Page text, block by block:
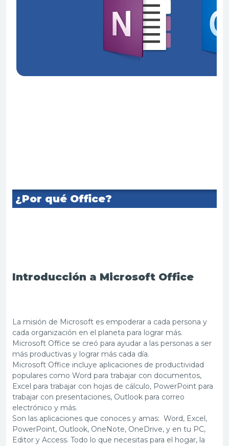
¿Por qué Office?
Introducción a Microsoft Office
La misión de Microsoft es empoderar a cada persona y
cada organización en el planeta para lograr más.
Microsoft Office se creó para ayudar a las personas a ser
más productivas y lograr más cada día.
Microsoft Office incluye aplicaciones de productividad
populares como Word para trabajar con documentos,
Excel para trabajar con hojas de cálculo, PowerPoint para
trabajar con presentaciones, Outlook para correo
electrónico y más.
Son las aplicaciones que conoces y amas: Word, Excel,
PowerPoint, Outlook, OneNote, OneDrive, y en tu PC,
Editor y Access. Todo lo que necesitas para el hogar, la